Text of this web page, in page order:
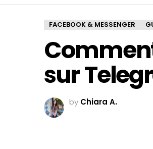
FACEBOOK & MESSENGER
sur
by Chiara A.